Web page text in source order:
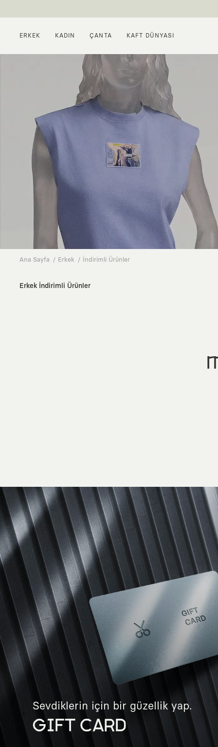
ERKEK KADIN ÇANTA KAFT DÜNYASI
Ana Sayfa Erkek İndirimli Ürünler
Erkek İndirimli Ürünler
Sevdiklerin için bir güzellik yap.
GIFT CARD